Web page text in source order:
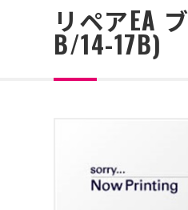
リペアEA
B/14-17B)